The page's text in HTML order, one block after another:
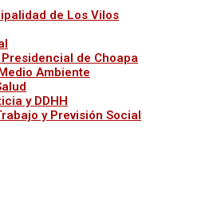
de Los Vilos
de Choapa
Ambiente
y DDHH
y Previsión Social